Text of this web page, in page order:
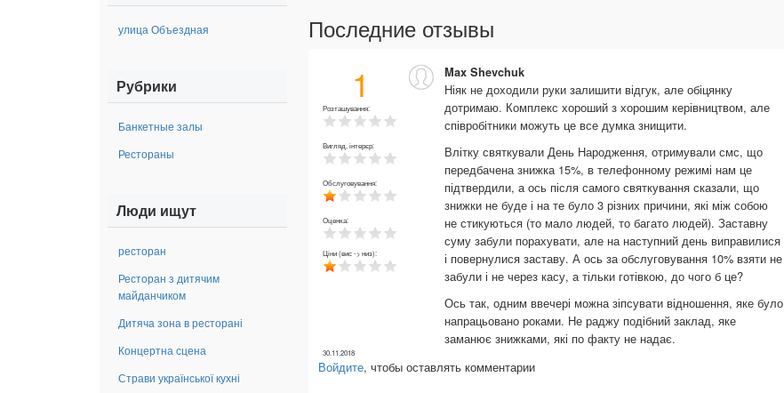
улица Объездная
Рубрики
Банкетные залы
Рестораны
Люди ищут
ресторан
Ресторан з дитячим
майданчиком
Дитяча зона в ресторані
Концертна сцена
Страви української кухні
Последние отзывы
1
Розташування:
Вигляд, інтерєр:
Обслуговування:
Оценка:
Ціни (вис -> низ):
Max Shevchuk
Ніяк не доходили руки залишити відгук, але обіцянку
дотримаю. Комплекс хороший з хорошим керівництвом, але
співробітники можуть це все думка знищити.
Влітку святкували День Народження, отримували смс, що
передбачена знижка 15%, в телефонному режимі нам це
підтвердили, а ось після самого святкування сказали, що
знижки не буде і на те було 3 різних причини, які між собою
не стикуються (то мало людей, то багато людей). Заставну
суму забули порахувати, але на наступний день виправилися
і повернулися заставу. А ось за обслуговування 10% взяти не
забули і не через касу, а тільки готівкою, до чого б це?
Ось так, одним ввечері можна зіпсувати відношення, яке було
напрацьовано роками. Не раджу подібний заклад, яке
заманює знижками, які по факту не надає.
30.11.2018
Войдите, чтобы оставлять комментарии